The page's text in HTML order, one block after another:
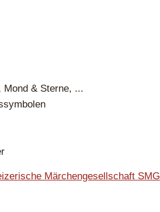
Mond & Sterne, ...
Märchengesellschaft SMG